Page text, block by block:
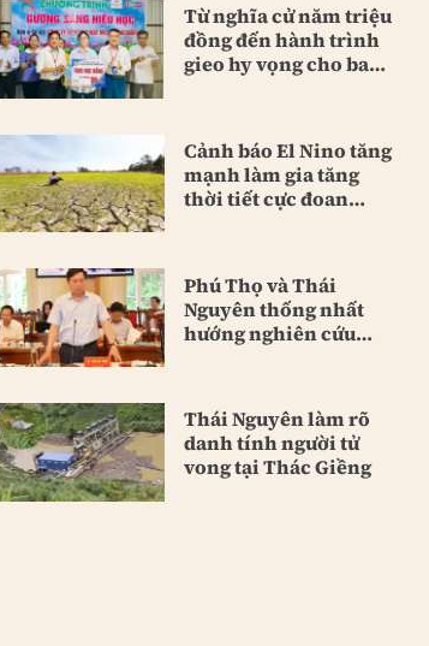
Từ nghĩa cử năm triệu
đồng đến hành trình
gieo hy vọng cho bao
Cảnh báo El Nino tăng
mạnh làm gia tăng
thời tiết cực đoan
Phú Thọ và Thái
Nguyên thống nhất
hướng nghiên cứu
Thái Nguyên làm rõ
danh tính người tử
vong tại Thác Giềng